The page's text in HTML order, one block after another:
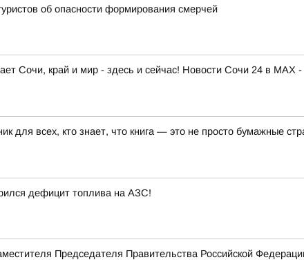
об опасности формирования смерчей
Сочи, край и мир - здесь и сейчас! Новости Сочи 24 в MAX
для всех, кто знает, что книга — это не просто бумажные
дефицит топлива на АЗС!
Председателя Правительства Российской